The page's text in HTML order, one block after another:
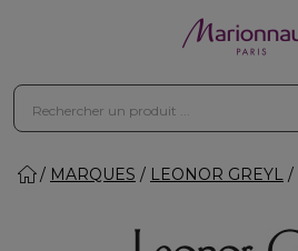
MARQUES LEONOR GREYL